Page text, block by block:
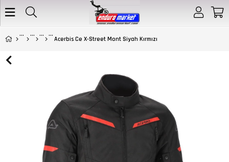
Acerbis Ce X-Street Mont Siyah Kırmızı